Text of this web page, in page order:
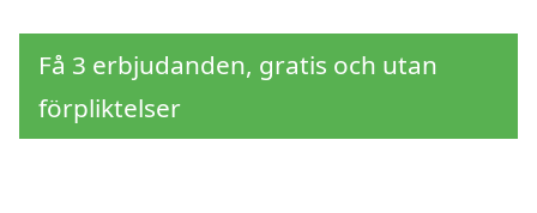
Få 3 erbjudanden, gratis och utan
förpliktelser